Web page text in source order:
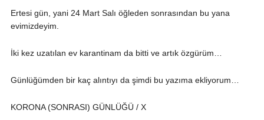
Ertesi gün, yani 24 Mart Salı öğleden sonrasından bu yana
evimizdeyim.
İki kez uzatılan ev karantinam da bitti ve artık özgürüm…
Günlüğümden bir kaç alıntıyı da şimdi bu yazıma ekliyorum…
KORONA (SONRASI) GÜNLÜĞÜ / X